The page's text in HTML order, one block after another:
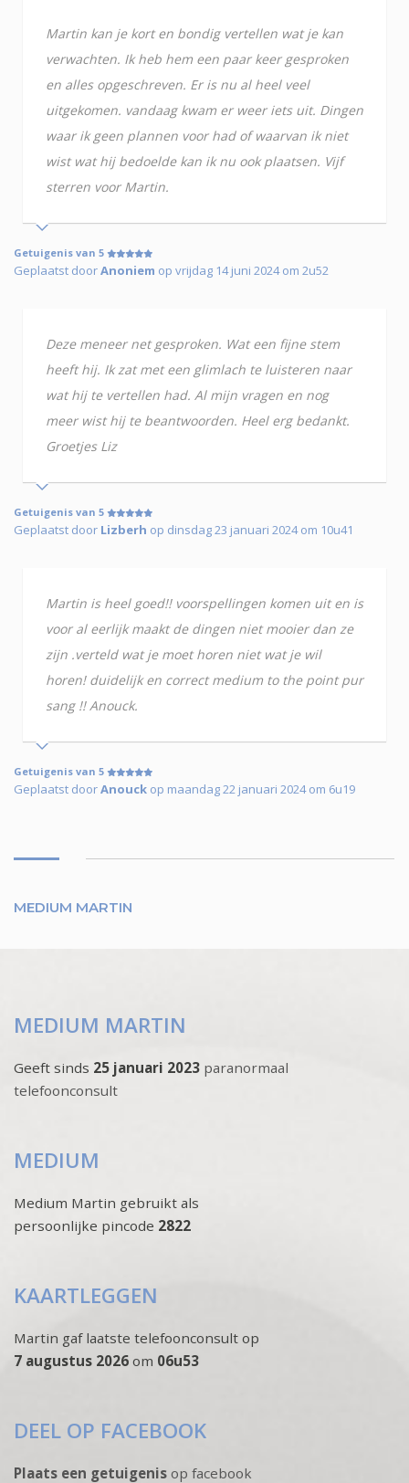
Martin kan je kort en bondig vertellen wat je kan
verwachten. Ik heb hem een paar keer gesproken
en alles opgeschreven. Er is nu al heel veel
uitgekomen. vandaag kwam er weer iets uit. Dingen
waar ik geen plannen voor had of waarvan ik niet
wist wat hij bedoelde kan ik nu ook plaatsen. Vijf
sterren voor Martin.
Getuigenis van 5
Geplaatst doorAnoniem op vrijdag 14 juni 2024 om 2u52
Deze meneer net gesproken. Wat een fijne stem
heeft hij. Ik zat met een glimlach te luisteren naar
wat hij te vertellen had. Al mijn vragen en nog
meer wist hij te beantwoorden. Heel erg bedankt.
Groetjes Liz
Getuigenis van 5
Geplaatst door Lizberh op dinsdag 23 januari 2024 om 10u41
Martin is heel goed!! voorspellingen komen uit en is
voor al eerlijk maakt de dingen niet mooier dan ze
zijn .verteld wat je moet horen niet wat je wil
horen! duidelijk en correct medium to the point pur
sang !! Anouck.
Getuigenis van 5
Geplaatst doorAnouck op maandag 22 januari 2024 om 6u19
MEDIUM MARTIN
MEDIUM MARTIN
Geeft sinds 25 januari 2023 paranormaal
telefoonconsult
MEDIUM
Medium Martin gebruikt als
persoonlijke pincode 2822
KAARTLEGGEN
Martin gaf laatste telefoonconsult op
7 augustus 2026 om 06u53
DEEL OP FACEBOOK
Plaats een getuigenis op facebook